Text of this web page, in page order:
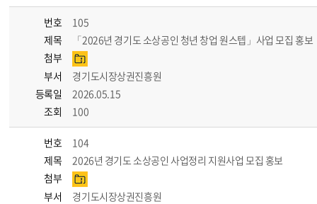
번호
105
제목
「2026년 경기도 소상공인 청년 창업 원스텝」사업 모집 홍보
첨부
부서
경기도시장상권진흥원
등록일
2026.05.15
조회
100
번호
104
제목
2026년 경기도 소상공인 사업정리 지원사업 모집 홍보
첨부
부서
경기도시장상권진흥원